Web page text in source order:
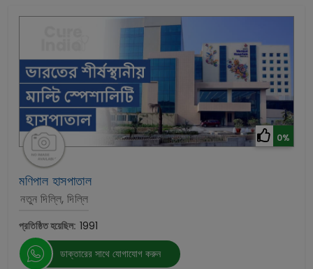
0%
মণিপাল হাসপাতাল
নতুন দিল্লি, দিল্লি
প্রতিষ্ঠিত হয়েছিল: 1991
ডাক্তারের সাথে যোগাযোগ করুন